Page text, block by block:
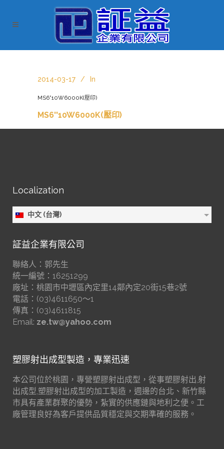
2014-03-17 In
MS6”10W6000K(壓印)
MS6''10W6000K(壓印)
Localization
中文 (台灣)
証益企業有限公司
聯絡人：郭先生
統一編號：16251299
廠址：桃園市中壢區內定里14鄰內定20街15巷2號
電話：(03)4611650～1
傳真：(03)4611815
Email: ze.tw@yahoo.com
塑膠射出成型製造，專業迅速
本公司位於桃園，專營塑膠射出成型，從事塑膠射出,射
出成型,塑膠射出成型的加工製造，週邊的台北、新竹縣
市具有產業群聚的優勢，紮實的供應鏈與地利之便。工
廠管理良好為客戶提供品質穩定與交期準確的服務。